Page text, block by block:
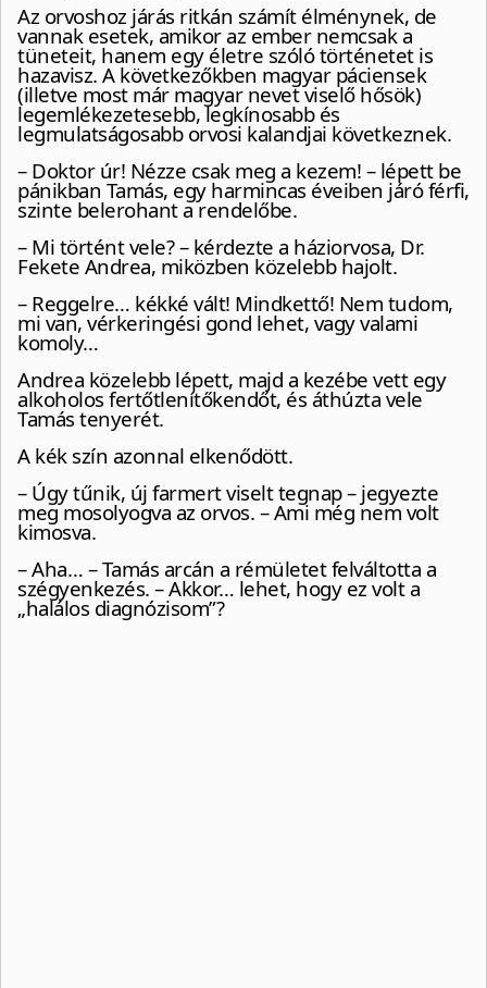
Az orvoshoz járás ritkán számít élménynek, de
vannak esetek, amikor az ember nemcsak a
tüneteit, hanem egy életre szóló történetet is
hazavisz. A következőkben magyar páciensek
(illetve most már magyar nevet viselő hősök)
legemlékezetesebb, legkínosabb és
legmulatságosabb orvosi kalandjai következnek.
– Doktor úr! Nézze csak meg a kezem! – lépett be
pánikban Tamás, egy harmincas éveiben járó férfi,
szinte belerohant a rendelőbe.
– Mi történt vele? – kérdezte a háziorvosa, Dr.
Fekete Andrea, miközben közelebb hajolt.
– Reggelre… kékké vált! Mindkettő! Nem tudom,
mi van, vérkeringési gond lehet, vagy valami
komoly…
Andrea közelebb lépett, majd a kezébe vett egy
alkoholos fertőtlenítőkendőt, és áthúzta vele
Tamás tenyerét.
A kék szín azonnal elkenődött.
– Úgy tűnik, új farmert viselt tegnap – jegyezte
meg mosolyogva az orvos. – Ami még nem volt
kimosva.
– Aha… – Tamás arcán a rémületet felváltotta a
szégyenkezés. – Akkor… lehet, hogy ez volt a
„halálos diagnózisom”?